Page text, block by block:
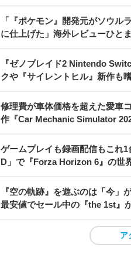
「『ポケモン』開発元がソウ
に仕上げた」海外レビューひと
『ゼノブレイド2 Nintendo
クや『サイレントヒル』新作も
修理費が車体価格を超えた愛車
作『Car Mechanic Simulator
ゲームプレイも録画配信もこれ
D」で『Forza Horizon 6』の世
『空の軌跡』を遊ぶのは「今
最安値でセール中の『the 1st』
ア